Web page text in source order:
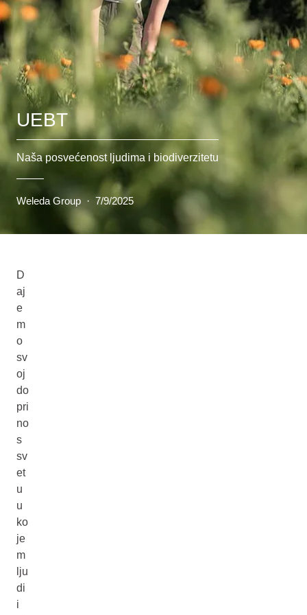
UEBT
Naša posvećenost ljudima i biodiverzitetu
Weleda Group · 7/9/2025
D
aj
e
m
o
sv
oj
do
pri
no
s
sv
et
u
u
ko
je
m
lju
di
i